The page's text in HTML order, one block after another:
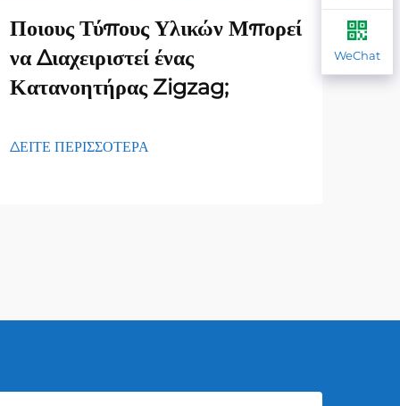
Ποιους Τύπους Υλικών Μπορεί
να Διαχειριστεί ένας
Κατανοητήρας Zigzag;
ΔΕΙΤΕ ΠΕΡΙΣΣΟΤΕΡΑ
WeChat